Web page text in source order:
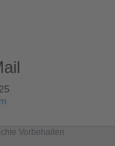
Vorbehalten